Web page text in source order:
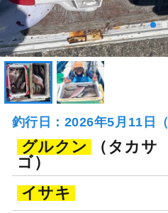
釣行日：2026年5月11日
グルクン
（タカサ
ゴ）
イサキ